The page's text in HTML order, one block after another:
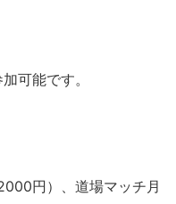
可能です。
円）、道場マッチ月